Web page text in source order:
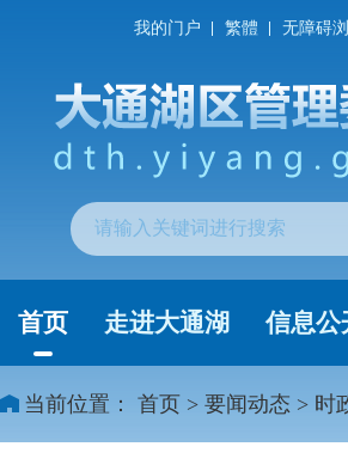
我的门户 繁體 无障碍
首页 走进大通湖 信息公
当前位置： 首页 > 要闻动态 > 时